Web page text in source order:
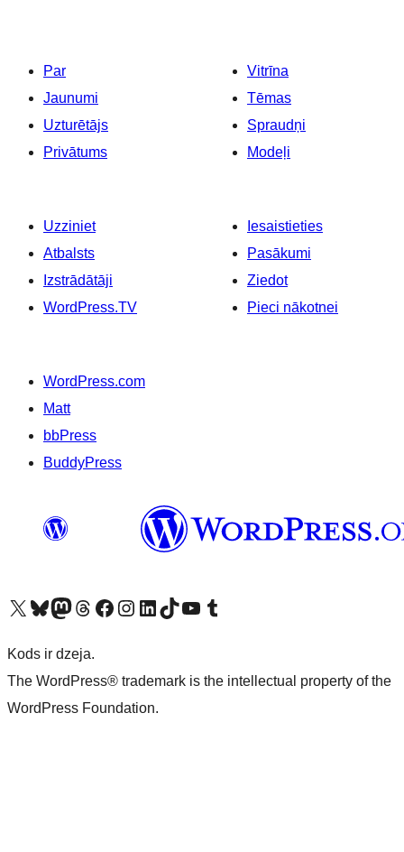
Par
Jaunumi
Uzturētājs
Privātums
Vitrīna
Tēmas
Spraudņi
Modeļi
Uzziniet
Atbalsts
Izstrādātāji
WordPress.TV
Iesaistieties
Pasākumi
Ziedot
Pieci nākotnei
WordPress.com
Matt
bbPress
BuddyPress
Apmeklējiet mūsu X (agrāk Twitter) kontu
Apmeklējiet mūsu Bluesky kontu
Apmeklējiet mūsu Mastodon kontu
Apmeklējiet mūsu Threads kontu
Apmeklējiet mūsu Facebook lapuApmeklējiet mūsu Instagram kontu
Apmeklējiet mūsu LinkedIn kontu
Apmeklējiet mūsu TikTok kontu
Apmeklējiet mūsu YouTube kanālu
Apmeklējiet mūsu Tumblr kontu
Kods ir dzeja.
The WordPress® trademark is the intellectual property of the
WordPress Foundation.